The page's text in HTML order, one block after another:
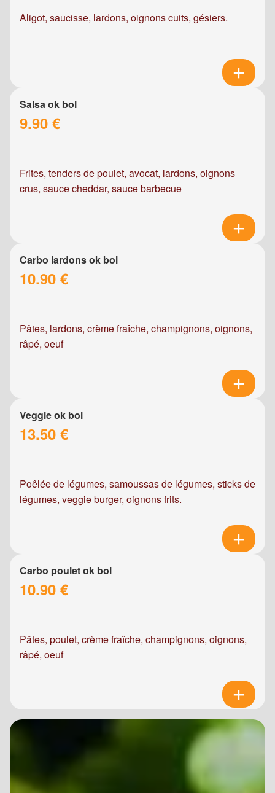
Aligot, saucisse, lardons, oignons cuits, gésiers.
Salsa ok bol
9.90 €
Frites, tenders de poulet, avocat, lardons, oignons
crus, sauce cheddar, sauce barbecue
Carbo lardons ok bol
10.90 €
Pâtes, lardons, crème fraîche, champignons, oignons,
râpé, oeuf
Veggie ok bol
13.50 €
Poêlée de légumes, samoussas de légumes, sticks de
légumes, veggie burger, oignons frits.
Carbo poulet ok bol
10.90 €
Pâtes, poulet, crème fraîche, champignons, oignons,
râpé, oeuf